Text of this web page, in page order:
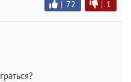
| 72 | 1